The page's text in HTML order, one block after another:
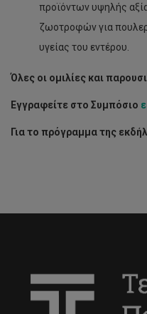
προϊόντων υψηλής
ζωοτροφών για
υγείας του εντέρου.
Όλες οι ομιλίες και
Εγγραφείτε στο Συμπόσιο
Για το πρόγραμμα της